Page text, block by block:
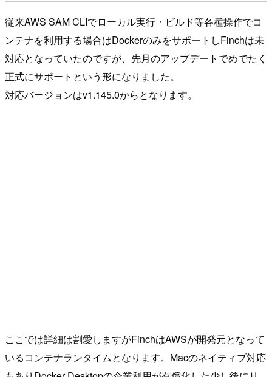
従来AWS SAM CLIでローカル実行・ビルド等各種操作でコ
ンテナを利用する場合はDockerのみをサポートしFinchは未
対応となっていたのですが、先月のアップデートでめでたく
正式にサポートという形になりました。
対応バージョンはv1.145.0からとなります。
ここでは詳細は割愛しますがFinchはAWSが開発元となって
いるコンテナランタイムとなります。Macのネイティブ対応